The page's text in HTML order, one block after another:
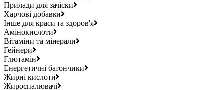
Прилади для зачіски
Харчові добавки
Інше для краси та здоров'я
Амінокислоти
Вітаміни та мінерали
Гейнери
Глютамін
Енергетичні батончики
Жирні кислоти
Жироспалювачі